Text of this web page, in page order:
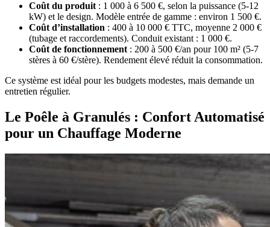
Coût du produit : 1 000 à 6 500 €, selon la puissance (5-12
kW) et le design. Modèle entrée de gamme : environ 1 500 €.
Coût d’installation : 400 à 10 000 € TTC, moyenne 2 000 €
(tubage et raccordements). Conduit existant : 1 000 €.
Coût de fonctionnement : 200 à 500 €/an pour 100 m² (5-7
stères à 60 €/stère). Rendement élevé réduit la consommation.
Ce système est idéal pour les budgets modestes, mais demande un
entretien régulier.
Le Poêle à Granulés : Confort Automatisé
pour un Chauffage Moderne